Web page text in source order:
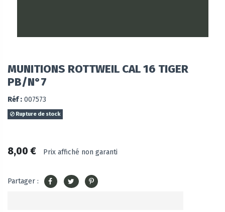
MUNITIONS ROTTWEIL CAL 16 TIGER
PB/N°7
Réf : 007573
Rupture de stock
8,00 € Prix affiché non garanti
Partager :